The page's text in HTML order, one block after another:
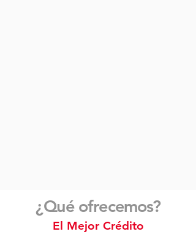
¿Qué ofrecemos?
El Mejor Crédito